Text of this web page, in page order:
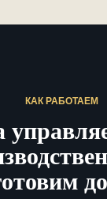
КАК РАБОТАЕМ